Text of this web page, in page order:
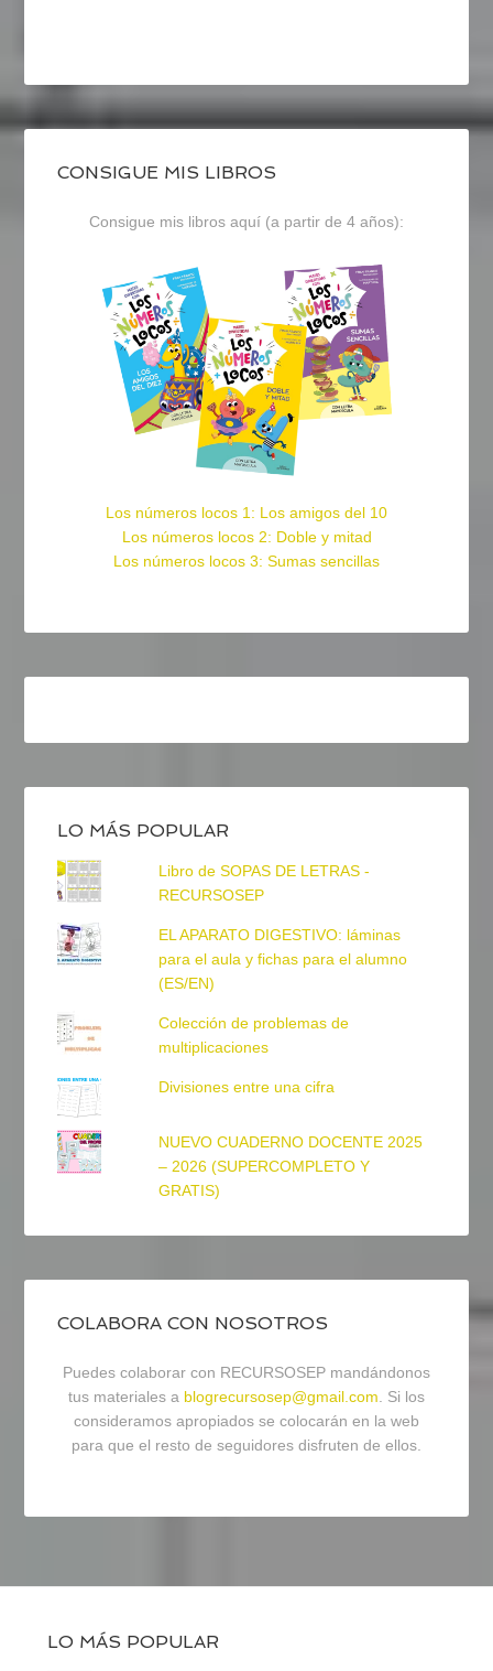
CONSIGUE MIS LIBROS
Consigue mis libros aquí (a partir de 4 años):
Los números locos 1: Los amigos del 10
Los números locos 2: Doble y mitad
Los números locos 3: Sumas sencillas
LO MÁS POPULAR
Libro de SOPAS DE LETRAS -
RECURSOSEP
EL APARATO DIGESTIVO: láminas
para el aula y fichas para el alumno
(ES/EN)
Colección de problemas de
multiplicaciones
Divisiones entre una cifra
NUEVO CUADERNO DOCENTE 2025
– 2026 (SUPERCOMPLETO Y
GRATIS)
COLABORA CON NOSOTROS
Puedes colaborar con RECURSOSEP mandándonos
tus materiales a blogrecursosep@gmail.com. Si los
consideramos apropiados se colocarán en la web
para que el resto de seguidores disfruten de ellos.
LO MÁS POPULAR